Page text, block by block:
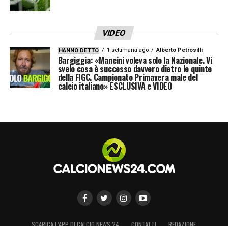
VIDEO
HANNO DETTO 1 settimana ago Alberto Petrosilli
Bargiggia: «Mancini voleva solo la Nazionale. Vi
svelo cosa è successo davvero dietro le quinte
della FIGC. Campionato Primavera male del
calcio italiano» ESCLUSIVA e VIDEO